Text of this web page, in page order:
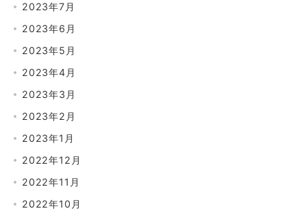
2023年7月
2023年6月
2023年5月
2023年4月
2023年3月
2023年2月
2023年1月
2022年12月
2022年11月
2022年10月